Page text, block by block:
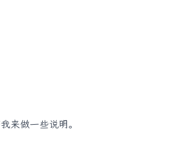
来做一些说明。